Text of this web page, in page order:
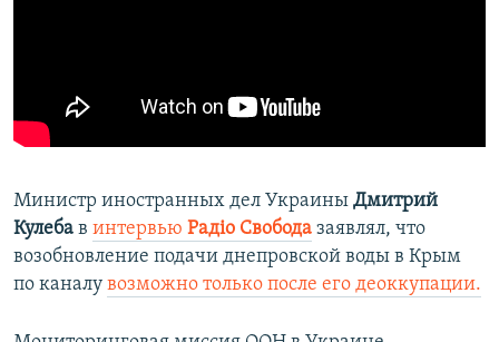
Министр иностранных дел Украины Дмитрий
Кулеба в интервью Радіо Свобода заявлял, что
возобновление подачи днепровской воды в Крым
по каналу возможно только после его деоккупации.